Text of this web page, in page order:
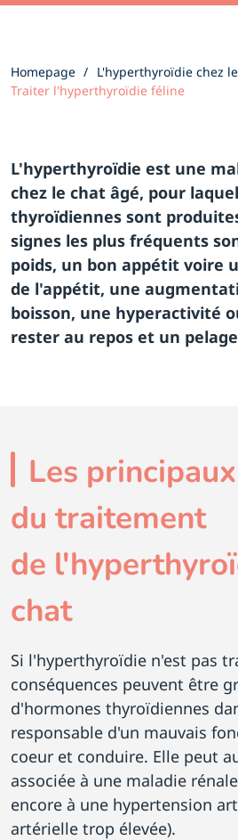
Homepage
L'hyperthyroïdie chez
Traiter l'hyperthyroïdie féline
L'hyperthyroïdie est une
chez le chat âgé, pour
thyroïdiennes sont
signes les plus fréquents
poids, un bon appétit voire
de l'appétit, une
boisson, une hyperactivité
rester au repos et un
Les
du traitement
de
chat
Si l'hyperthyroïdie n'est pas
conséquences peuvent être
d'hormones thyroïdiennes
responsable d'un mauvais
coeur et conduire. Elle peut
associée à une maladie
encore à une hypertension
artérielle trop élevée).